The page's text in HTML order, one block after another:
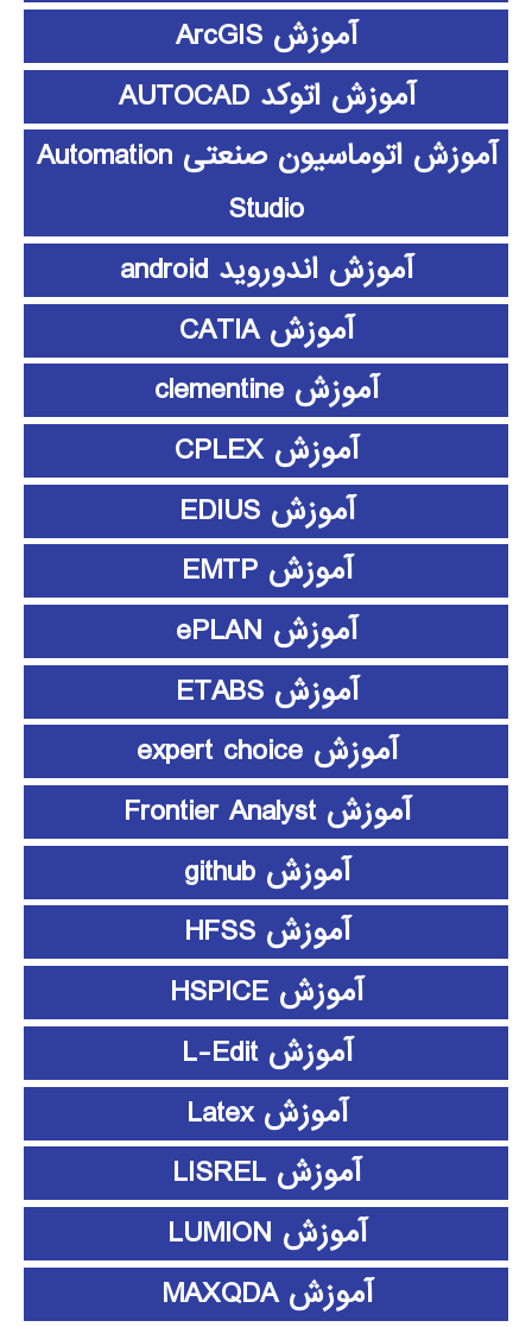
آموزش ArcGIS
آموزش اتوکد AUTOCAD
آموزش اتوماسیون صنعتی Automation
Studio
آموزش اندوروید android
آموزش CATIA
آموزش clementine
آموزش CPLEX
آموزش EDIUS
آموزش EMTP
آموزش ePLAN
آموزش ETABS
آموزش expert choice
آموزش Frontier Analyst
آموزش github
آموزش HFSS
آموزش HSPICE
آموزش L-Edit
آموزش Latex
آموزش LISREL
آموزش LUMION
آموزش MAXQDA